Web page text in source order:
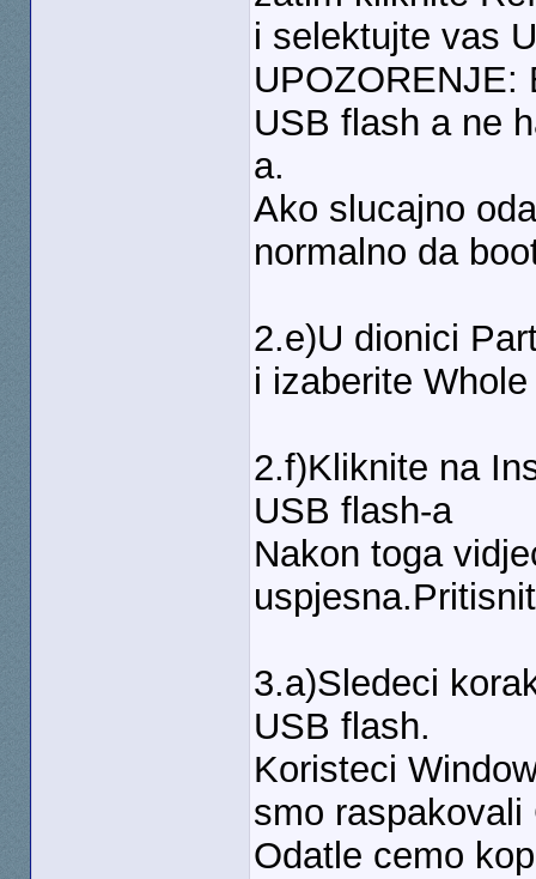
i selektujte vas
UPOZORENJE:
USB flash a ne
a.
Ako slucajno
normalno da
2.e)U dionici
i izaberite
2.f)Kliknite na
USB flash-a
Nakon toga
3.a)Sledeci
USB flash.
Koristeci
smo raspakovali
Odatle cemo